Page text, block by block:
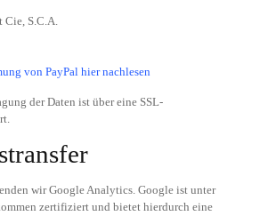
Cie, S.C.A.
von PayPal hier nachlesen
der Daten ist über eine SSL-
wir Google Analytics. Google ist unter
zertifiziert und bietet hierdurch eine